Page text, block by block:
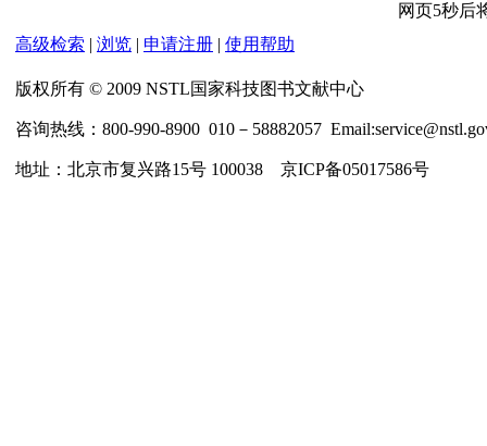
网页5秒后
高级检索 | 浏览 | 申请注册 | 使用帮助
版权所有 © 2009 NSTL国家科技图书文献中心
咨询热线：800-990-8900 010－58882057
地址：北京市复兴路15号 100038 京ICP备05017586号